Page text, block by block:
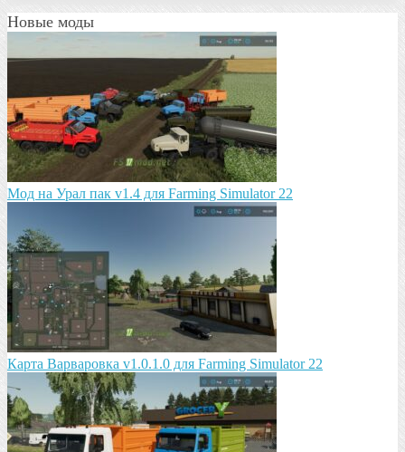
Новые моды
Мод на Урал пак v1.4 для Farming Simulator 22
Карта Варваровка v1.0.1.0 для Farming Simulator 22